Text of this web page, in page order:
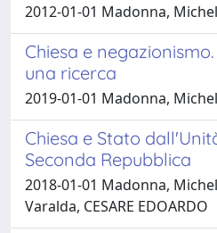
2012-01-01 Madonna,
Chiesa e
una ricerca
2019-01-01 Madonna,
Chiesa e Stato
Seconda Repubblica
2018-01-01 Madonna,
Varalda, CESARE EDOARDO